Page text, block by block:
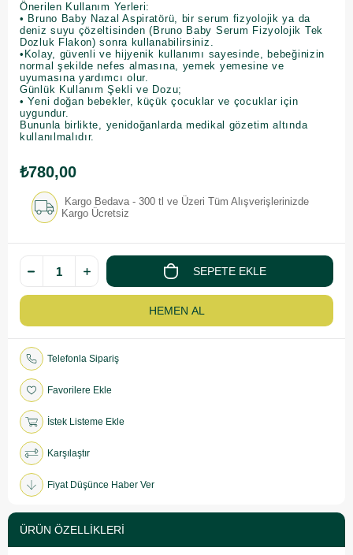
Önerilen Kullanım Yerleri:
• Bruno Baby Nazal Aspiratörü, bir serum fizyolojik ya da
deniz suyu çözeltisinden (Bruno Baby Serum Fizyolojik Tek
Dozluk Flakon) sonra kullanabilirsiniz.
•Kolay, güvenli ve hijyenik kullanımı sayesinde, bebeğinizin
normal şekilde nefes almasına, yemek yemesine ve
uyumasına yardımcı olur.
Günlük Kullanım Şekli ve Dozu;
• Yeni doğan bebekler, küçük çocuklar ve çocuklar için
uygundur.
Bununla birlikte, yenidoğanlarda medikal gözetim altında
kullanılmalıdır.
₺780,00
Kargo Bedava - 300 tl ve Üzeri Tüm Alışverişlerinizde
Kargo Ücretsiz
Telefonla Sipariş
Favorilere Ekle
İstek Listeme Ekle
Karşılaştır
Fiyat Düşünce Haber Ver
ÜRÜN ÖZELLIKLERI